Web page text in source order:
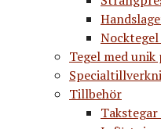
Tegel med
Tillbehör